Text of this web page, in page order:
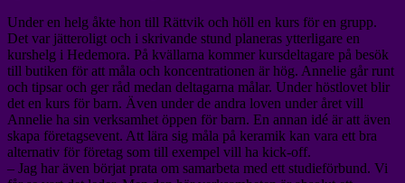
Under en helg åkte hon till Rättvik och höll en kurs för en grupp.
Det var jätteroligt och i skrivande stund planeras ytterligare en
kurshelg i Hedemora. På kvällarna kommer kursdeltagare på besök
till butiken för att måla och koncentrationen är hög. Annelie går runt
och tipsar och ger råd medan deltagarna målar. Under höstlovet blir
det en kurs för barn. Även under de andra loven under året vill
Annelie ha sin verksamhet öppen för barn. En annan idé är att även
skapa företagsevent. Att lära sig måla på keramik kan vara ett bra
alternativ för företag som till exempel vill ha kick-off.
– Jag har även börjat prata om samarbeta med ett studieförbund. Vi